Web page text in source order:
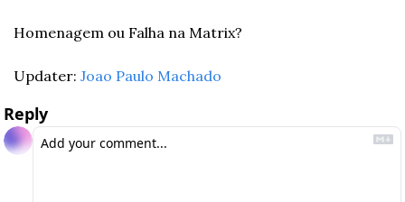
Homenagem ou Falha na Matrix?
Updater: Joao Paulo Machado
Reply